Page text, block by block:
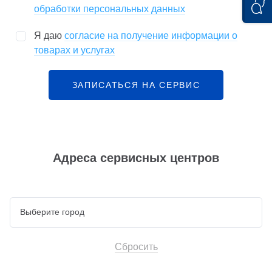
обработки персональных данных
Я даю согласие на получение информации о
товарах и услугах
ЗАПИСАТЬСЯ НА СЕРВИС
Адреса сервисных центров
Сбросить